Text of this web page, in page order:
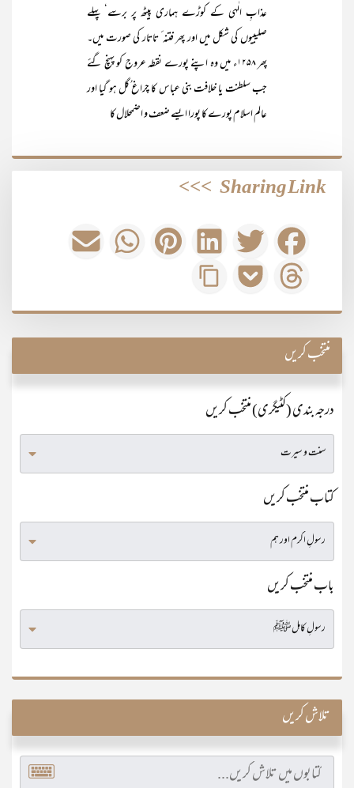
عذابِ الٰہی کے کوڑے ہماری پیٹھ پر برسے‘ پہلے
صلیبیوں کی شکل میں اور پھر فتنہ ٔ تاتار کی صورت میں۔
پھر ۱۲۵۸ء میں وہ اپنے پورے نقطہ عروج کو پہنچ گئے
جب سلطنت یا خلافت بنی عباس کا چراغ ُگل ہو گیا اور
عالم اسلام پورے کا پورا ایسے ضعف و اضمحلال کا
Sharing Link
>>>
منتخب کریں
درجہ بندی (کٹیگری) منتخب کریں
کتاب منتخب کریں
باب منتخب کریں
تلاش کریں